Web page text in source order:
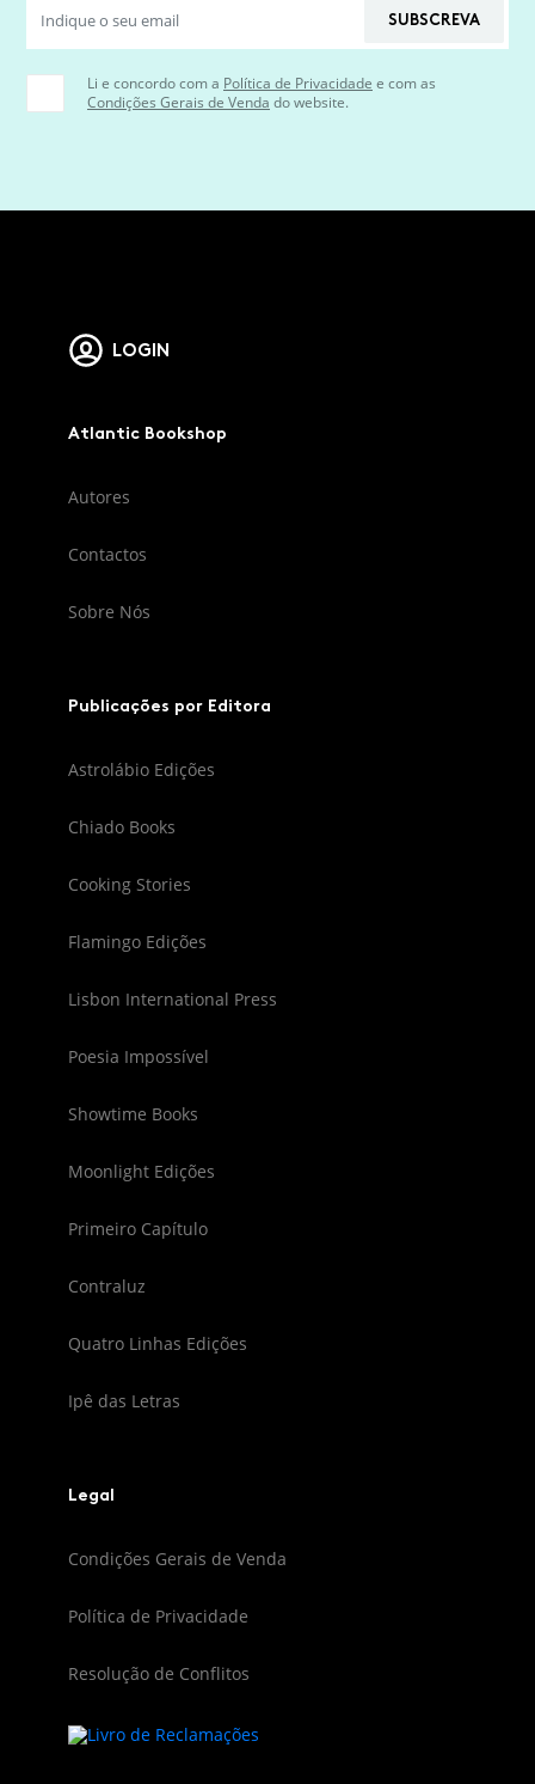
SUBSCREVA
Li e concordo com a Política de Privacidade e com as
Condições Gerais de Venda do website.
LOGIN
Atlantic Bookshop
Autores
Contactos
Sobre Nós
Publicações por Editora
Astrolábio Edições
Chiado Books
Cooking Stories
Flamingo Edições
Lisbon International Press
Poesia Impossível
Showtime Books
Moonlight Edições
Primeiro Capítulo
Contraluz
Quatro Linhas Edições
Ipê das Letras
Legal
Condições Gerais de Venda
Política de Privacidade
Resolução de Conflitos